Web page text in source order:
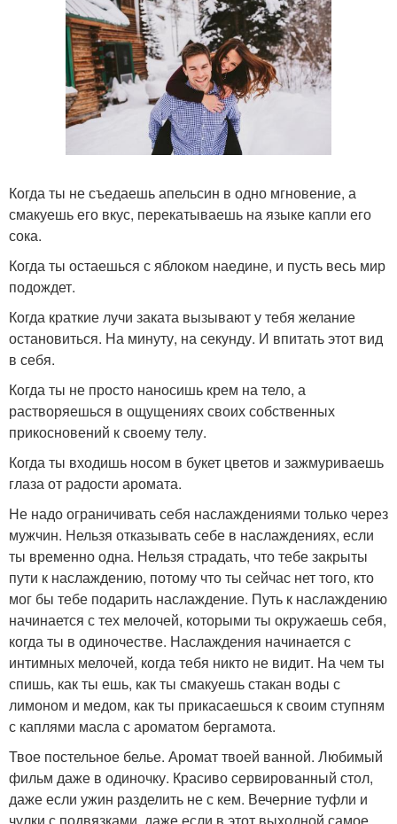
Когда ты не съедаешь апельсин в одно мгновение, а
смакуешь его вкус, перекатываешь на языке капли его
сока.
Когда ты остаешься с яблоком наедине, и пусть весь мир
подождет.
Когда краткие лучи заката вызывают у тебя желание
остановиться. На минуту, на секунду. И впитать этот вид
в себя.
Когда ты не просто наносишь крем на тело, а
растворяешься в ощущениях своих собственных
прикосновений к своему телу.
Когда ты входишь носом в букет цветов и зажмуриваешь
глаза от радости аромата.
Не надо ограничивать себя наслаждениями только через
мужчин. Нельзя отказывать себе в наслаждениях, если
ты временно одна. Нельзя страдать, что тебе закрыты
пути к наслаждению, потому что ты сейчас нет того, кто
мог бы тебе подарить наслаждение. Путь к наслаждению
начинается с тех мелочей, которыми ты окружаешь себя,
когда ты в одиночестве. Наслаждения начинается с
интимных мелочей, когда тебя никто не видит. На чем ты
спишь, как ты ешь, как ты смакуешь стакан воды с
лимоном и медом, как ты прикасаешься к своим ступням
с каплями масла с ароматом бергамота.
Твое постельное белье. Аромат твоей ванной. Любимый
фильм даже в одиночку. Красиво сервированный стол,
даже если ужин разделить не с кем. Вечерние туфли и
чулки с подвязками, даже если в этот выходной самое